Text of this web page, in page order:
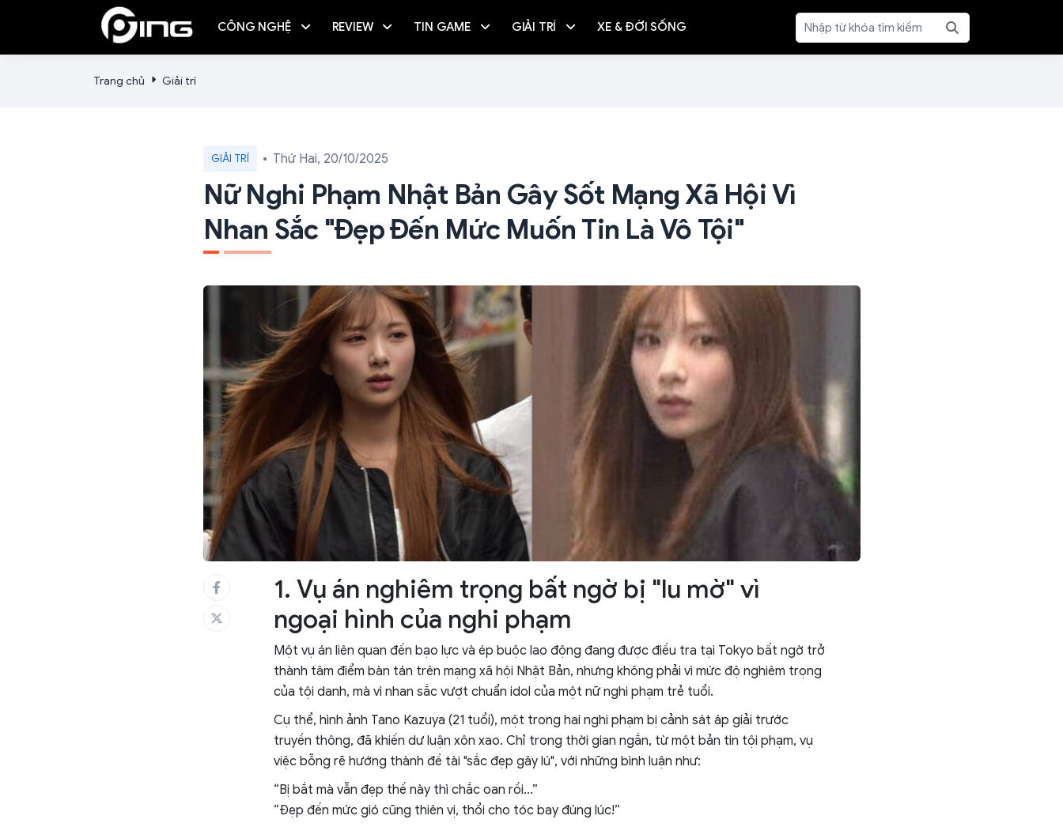
CÔNG NGHỆ REVIEW TIN GAME GIẢI TRÍ XE & ĐỜI SỐNG
Trang chủ Giải trí
GIẢI TRÍ Thứ Hai, 20/10/2025
Nữ Nghi Phạm Nhật Bản Gây Sốt Mạng Xã Hội Vì
Nhan Sắc "đẹp Đến Mức Muốn Tin Là Vô Tội"
1. Vụ án nghiêm trọng bất ngờ bị "lu mờ" vì
ngoại hình của nghi phạm
Một vụ án liên quan đến bạo lực và ép buộc lao động đang được điều tra tại Tokyo bất ngờ trở
thành tâm điểm bàn tán trên mạng xã hội Nhật Bản, nhưng không phải vì mức độ nghiêm trọng
của tội danh, mà vì nhan sắc vượt chuẩn idol của một nữ nghi phạm trẻ tuổi.
Cụ thể, hình ảnh Tano Kazuya (21 tuổi), một trong hai nghi phạm bị cảnh sát áp giải trước
truyền thông, đã khiến dư luận xôn xao. Chỉ trong thời gian ngắn, từ một bản tin tội phạm, vụ
việc bỗng rẽ hướng thành đề tài "sắc đẹp gây lú", với những bình luận như:
“Bị bắt mà vẫn đẹp thế này thì chắc oan rồi…”
“Đẹp đến mức gió cũng thiên vị, thổi cho tóc bay đúng lúc!”